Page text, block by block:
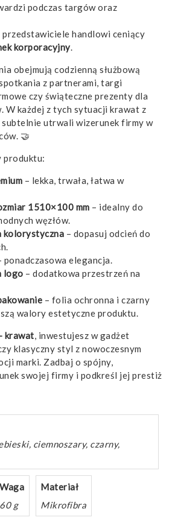
podczas targów oraz
handlowi ceniący
korporacyjny.
obejmują codzienną służbową
z partnerami, targi
czy świąteczne prezenty dla
W każdej z tych sytuacji krawat z
utrwali wizerunek firmy w
🤝
produktu:
– lekka, trwała, łatwa w
1510×100 mm – idealny do
węzłów.
kolorystyczna – dopasuj odcień do
ponadczasowa elegancja.
logo – dodatkowa przestrzeń na
– folia ochronna i czarny
walory estetyczne produktu.
krawat, inwestujesz w gadżet
klasyczny styl z nowoczesnym
marki. Zadbaj o spójny,
swojej firmy i podkreśl jej prestiż
ciemnoszary, czarny,
Waga
60 g
Materiał
Mikrofibra